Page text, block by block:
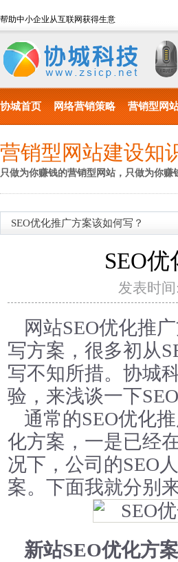
帮助中小企业从互联网获得生意
协城首页 网络营销策略 营销型网
营销型网站建设知
只做为你赚钱的营销型网站，只做为你
SEO优化推广方案该如何写？
SEO
发表时
网站SEO优化推
写方案，很多初从
写不知所措。协城
验，来浅谈一下
通常的SEO优化
化方案，一是已经
况下，公司的SEO
案。下面我就分别
新站SEO优化方